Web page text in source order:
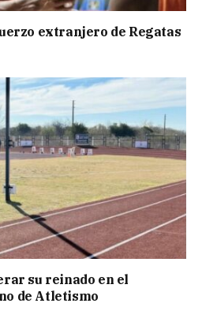
extranjero de Regatas
su reinado en el
de Atletismo